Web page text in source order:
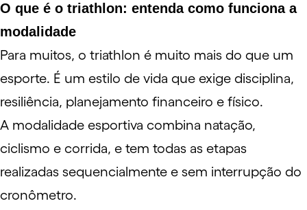
O que é o triathlon: entenda como funciona a
modalidade
Para muitos, o triathlon é muito mais do que um
esporte. É um estilo de vida que exige disciplina,
resiliência, planejamento financeiro e físico.
A modalidade esportiva combina natação,
ciclismo e corrida, e tem todas as etapas
realizadas sequencialmente e sem interrupção do
cronômetro.